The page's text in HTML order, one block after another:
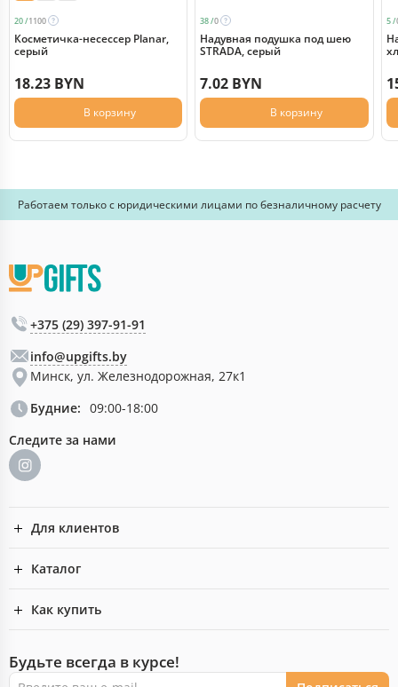
20 /1100
Косметичка-несессер Planar,
серый
18.23 BYN
В корзину
38 /0
Надувная подушка под шею
STRADA, серый
7.02 BYN
В корзину
5 /
Работаем только с юридическими лицами по безналичному расчету
+375 (29) 397-91-91
info@upgifts.by
Минск, ул. Железнодорожная, 27к1
Будние: 09:00-18:00
Следите за нами
Для клиентов
Каталог
Как купить
Будьте всегда в курсе!